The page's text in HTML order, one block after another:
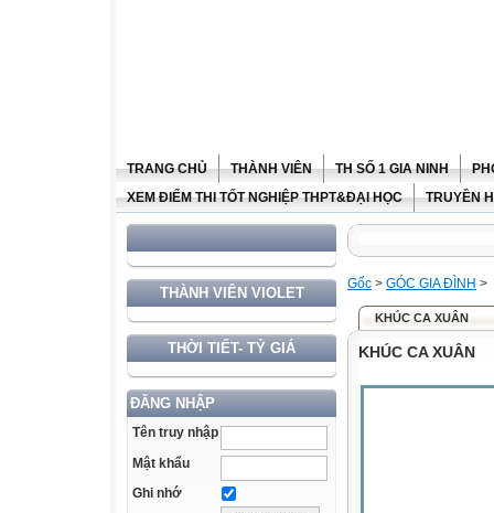
TRANG CHỦ THÀNH VIÊN TH SỐ 1 GIA NINH
XEM ĐIỂM THI TỐT NGHIỆP THPT&ĐẠI HỌC
TRUYỀN
THÀNH VIÊN VIOLET
THỜI TIẾT- TỶ GIÁ
ĐĂNG NHẬP
Tên truy nhập
Mật khẩu
Ghi nhớ
Gốc > GÓC GIA ĐÌNH >
KHÚC CA XUÂN
KHÚC CA XUÂN